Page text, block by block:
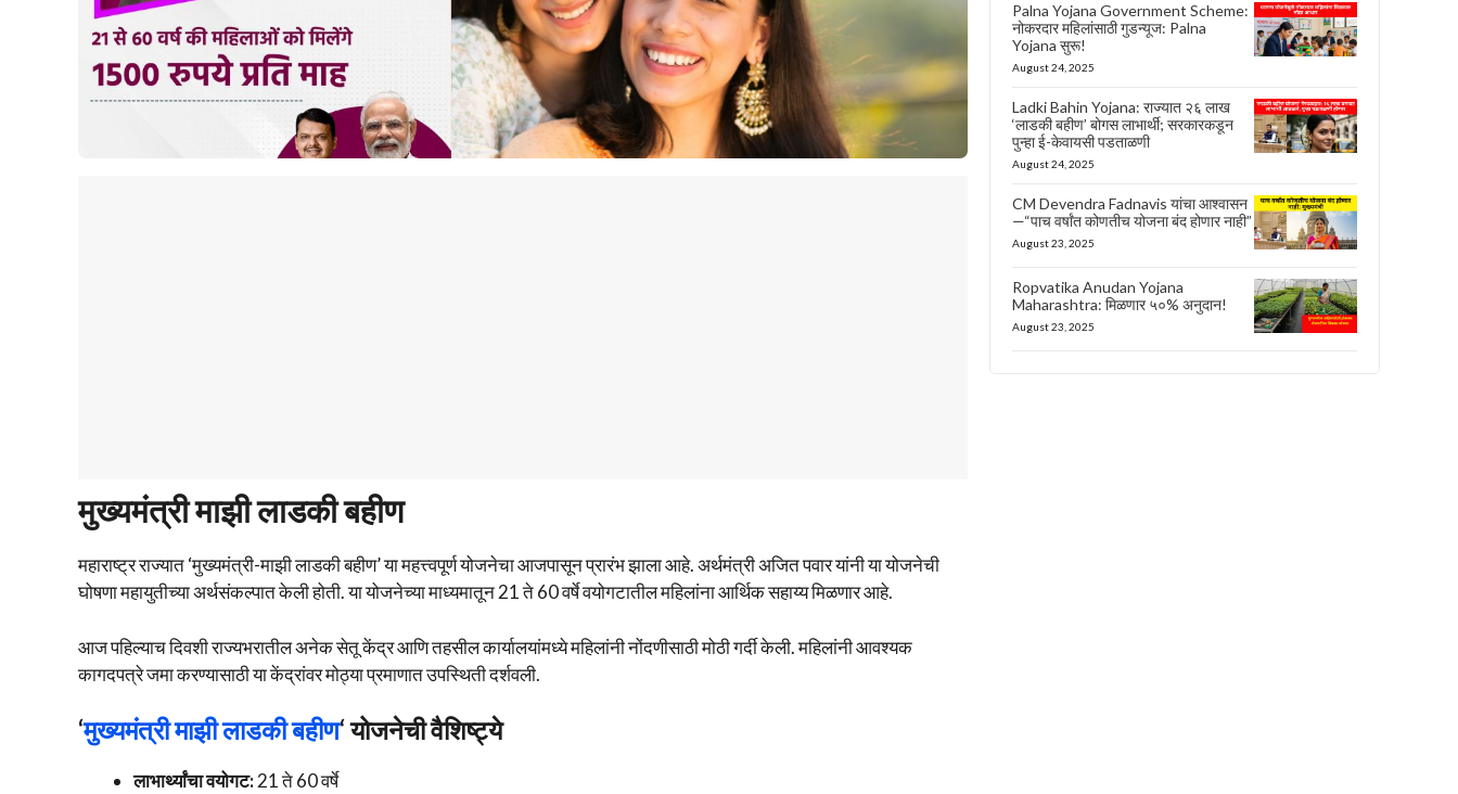
मुख्यमंत्री माझी लाडकी बहीण
महाराष्ट्र राज्यात ‘मुख्यमंत्री-माझी लाडकी बहीण’ या महत्त्वपूर्ण योजनेचा आजपासून प्रारंभ झाला आहे. अर्थमंत्री अजित पवार यांनी या योजनेची
घोषणा महायुतीच्या अर्थसंकल्पात केली होती. या योजनेच्या माध्यमातून 21 ते 60 वर्षे वयोगटातील महिलांना आर्थिक सहाय्य मिळणार आहे.
आज पहिल्याच दिवशी राज्यभरातील अनेक सेतू केंद्र आणि तहसील कार्यालयांमध्ये महिलांनी नोंदणीसाठी मोठी गर्दी केली. महिलांनी आवश्यक
कागदपत्रे जमा करण्यासाठी या केंद्रांवर मोठ्या प्रमाणात उपस्थिती दर्शवली.
‘मुख्यमंत्री माझी लाडकी बहीण‘ योजनेची वैशिष्ट्ये
लाभार्थ्यांचा वयोगट:21 ते 60 वर्षे
Palna Yojana Government Scheme:
नोकरदार महिलांसाठी गुडन्यूज: Palna
Yojana सुरू!
August 24, 2025
Ladki Bahin Yojana: राज्यात २६ लाख
‘लाडकी बहीण’ बोगस लाभार्थी; सरकारकडून
पुन्हा ई-केवायसी पडताळणी
August 24, 2025
CM Devendra Fadnavis यांचा आश्वासन
—“पाच वर्षांत कोणतीच योजना बंद होणार नाही”
August 23, 2025
Ropvatika Anudan Yojana
Maharashtra: मिळणार ५०% अनुदान!
August 23, 2025